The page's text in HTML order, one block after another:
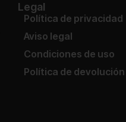
Legal
Política de privacidad
Aviso legal
Condiciones de uso
Política de devolución